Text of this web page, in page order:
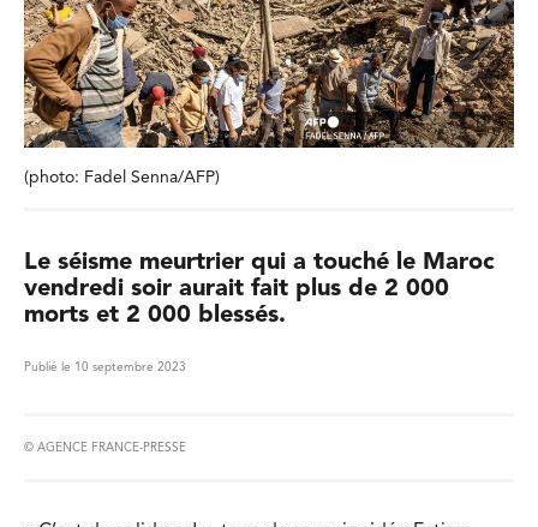
(photo: Fadel Senna/AFP)
Le séisme meurtrier qui a touché le Maroc
vendredi soir aurait fait plus de 2 000
morts et 2 000 blessés.
Publié le 10 septembre 2023
© AGENCE FRANCE-PRESSE